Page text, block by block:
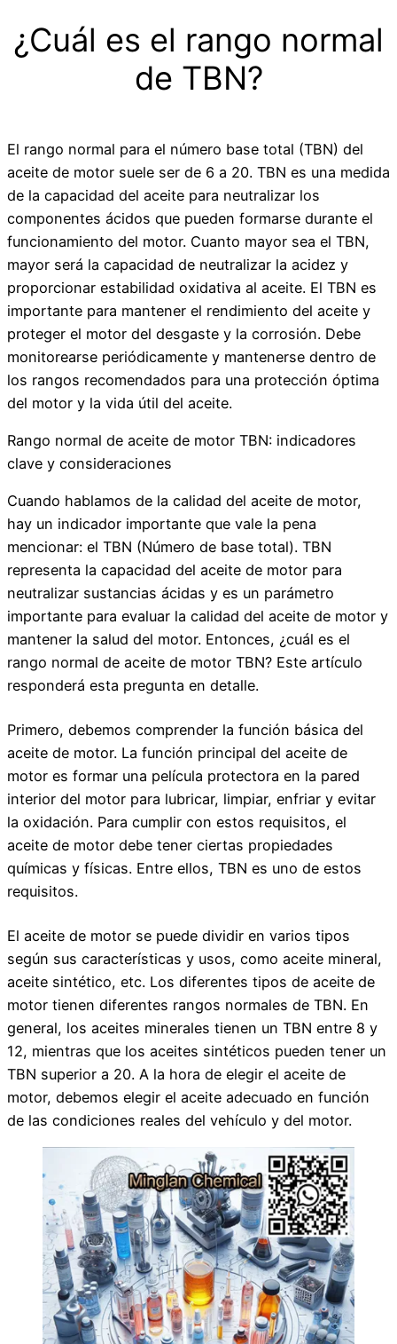
¿Cuál es el rango normal
de TBN?
El rango normal para el número base total (TBN) del
aceite de motor suele ser de 6 a 20. TBN es una medida
de la capacidad del aceite para neutralizar los
componentes ácidos que pueden formarse durante el
funcionamiento del motor. Cuanto mayor sea el TBN,
mayor será la capacidad de neutralizar la acidez y
proporcionar estabilidad oxidativa al aceite. El TBN es
importante para mantener el rendimiento del aceite y
proteger el motor del desgaste y la corrosión. Debe
monitorearse periódicamente y mantenerse dentro de
los rangos recomendados para una protección óptima
del motor y la vida útil del aceite.
Rango normal de aceite de motor TBN: indicadores
clave y consideraciones
Cuando hablamos de la calidad del aceite de motor,
hay un indicador importante que vale la pena
mencionar: el TBN (Número de base total). TBN
representa la capacidad del aceite de motor para
neutralizar sustancias ácidas y es un parámetro
importante para evaluar la calidad del aceite de motor y
mantener la salud del motor. Entonces, ¿cuál es el
rango normal de aceite de motor TBN? Este artículo
responderá esta pregunta en detalle.
Primero, debemos comprender la función básica del
aceite de motor. La función principal del aceite de
motor es formar una película protectora en la pared
interior del motor para lubricar, limpiar, enfriar y evitar
la oxidación. Para cumplir con estos requisitos, el
aceite de motor debe tener ciertas propiedades
químicas y físicas. Entre ellos, TBN es uno de estos
requisitos.
El aceite de motor se puede dividir en varios tipos
según sus características y usos, como aceite mineral,
aceite sintético, etc. Los diferentes tipos de aceite de
motor tienen diferentes rangos normales de TBN. En
general, los aceites minerales tienen un TBN entre 8 y
12, mientras que los aceites sintéticos pueden tener un
TBN superior a 20. A la hora de elegir el aceite de
motor, debemos elegir el aceite adecuado en función
de las condiciones reales del vehículo y del motor.